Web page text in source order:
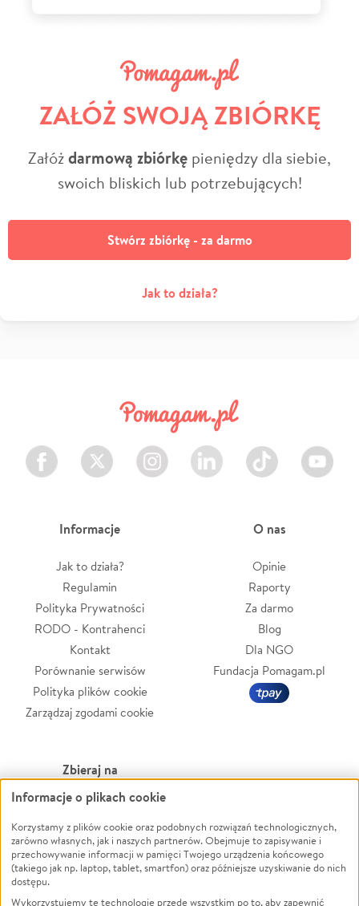
ZAŁÓŻ SWOJĄ ZBIÓRKĘ
Załóżdarmową zbiórkę pieniędzy dla siebie,
swoich bliskich lub potrzebujących!
Stwórz zbiórkę - za darmo
Jak to działa?
Facebook Twitter Instagram LinkedIn TikTok Youtube
Informacje
Jak to działa?
Regulamin
Polityka Prywatności
RODO - Kontrahenci
Kontakt
Porównanie serwisów
Polityka plików cookie
Zarządzaj zgodami cookie
O nas
Opinie
Raporty
Za darmo
Blog
Dla NGO
Fundacja Pomagam.pl
Zbieraj na
Leczenie
Zwierzęta
Pożar
Ukraina
Powódź
Wichura
NGO
Informacje o plikach cookie
Korzystamy z plików cookie oraz podobnych rozwiązań technologicznych,
zarówno własnych, jak i naszych partnerów. Obejmuje to zapisywanie i
przechowywanie informacji w pamięci Twojego urządzenia końcowego
(takiego jak np. laptop, tablet, smartfon) oraz późniejsze uzyskiwanie do nich
dostępu.
Wykorzystujemy te technologie przede wszystkim po to, aby zapewnić